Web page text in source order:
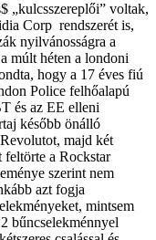
„kulcsszereplői” voltak,
Corp rendszerét is,
nyilvánosságra a
múlt héten a londoni
hogy a 17 éves fiú
Police felhőalapú
és az EE elleni
később önálló
majd két
feltörte a Rockstar
szerint nem
azt fogja
mintsem
bűncselekménnyel